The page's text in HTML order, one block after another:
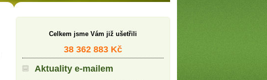
Celkem jsme Vám již ušetřili
38 362 883 Kč
Aktuality e-mailem